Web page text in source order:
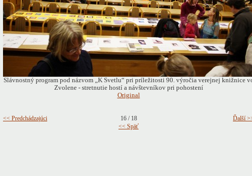
Slávnostný program pod názvom „K Svetlu“ pri príležitosti 90. výročia verejnej knižnice
Zvolene - stretnutie hostí a návštevníkov pri pohostení
Original
<< Predchádzajúci 16 / 18
Ďalší
<< Späť